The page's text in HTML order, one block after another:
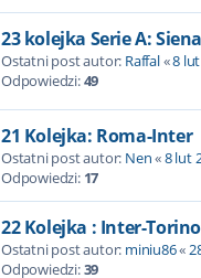
23 kolejka Serie A:
Ostatni post autor: Raffal«8
Odpowiedzi:49
21 Kolejka: Roma-Inter
Ostatni post autor: Nen«8 lut
Odpowiedzi: 17
22 Kolejka : Inter-Torino
Ostatni post autor: miniu86«
Odpowiedzi:39